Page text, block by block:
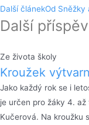
Další článekOd Sněžky
Další
Ze života školy
Kroužek
Jako každý rok se i
je určen pro žáky 4.
Kučerová. Na kroužku